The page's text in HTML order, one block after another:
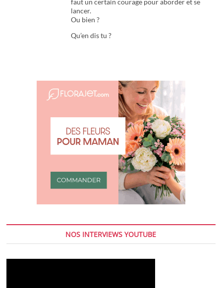
lancer.
Ou bien ?
Qu’en dis tu ?
NOS INTERVIEWS YOUTUBE